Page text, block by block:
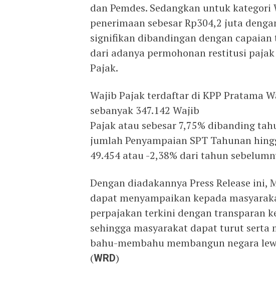
dan Pemdes. Sedangkan untuk
penerimaan sebesar Rp304,2 juta
signifikan dibandingan dengan
dari adanya permohonan restitusi
Pajak.
Wajib Pajak terdaftar di KPP Pratama
sebanyak 347.142 Wajib
Pajak atau sebesar 7,75% dibanding
jumlah Penyampaian SPT Tahunan
49.454 atau -2,38% dari tahun
Dengan diadakannya Press Release
dapat menyampaikan kepada
perpajakan terkini dengan transparan
sehingga masyarakat dapat turut
bahu-membahu membangun negara
(WRD)